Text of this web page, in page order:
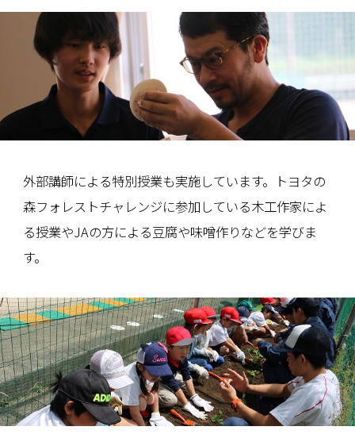
外部講師による特別授業も実施しています。トヨタの
森フォレストチャレンジに参加している木工作家によ
る授業やJAの方による豆腐や味噌作りなどを学びま
す。